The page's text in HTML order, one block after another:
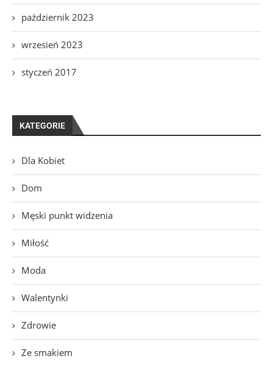
październik 2023
wrzesień 2023
styczeń 2017
KATEGORIE
Dla Kobiet
Dom
Męski punkt widzenia
Miłość
Moda
Walentynki
Zdrowie
Ze smakiem